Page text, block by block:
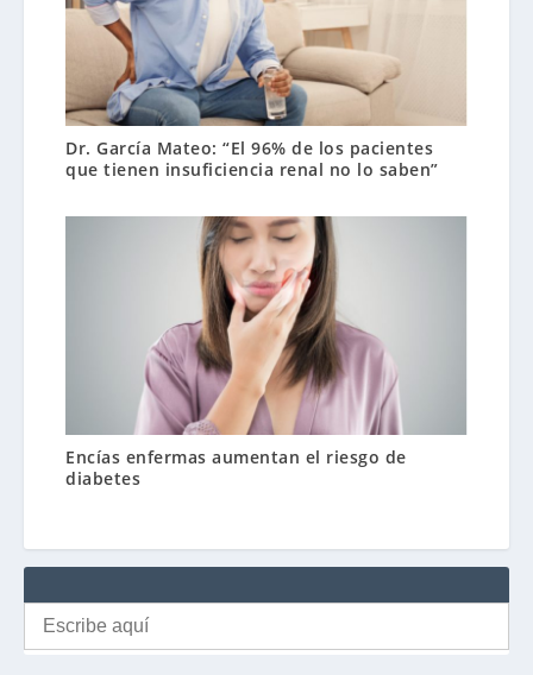
Dr. García Mateo: “El 96% de los pacientes
que tienen insuficiencia renal no lo saben”
Encías enfermas aumentan el riesgo de
diabetes